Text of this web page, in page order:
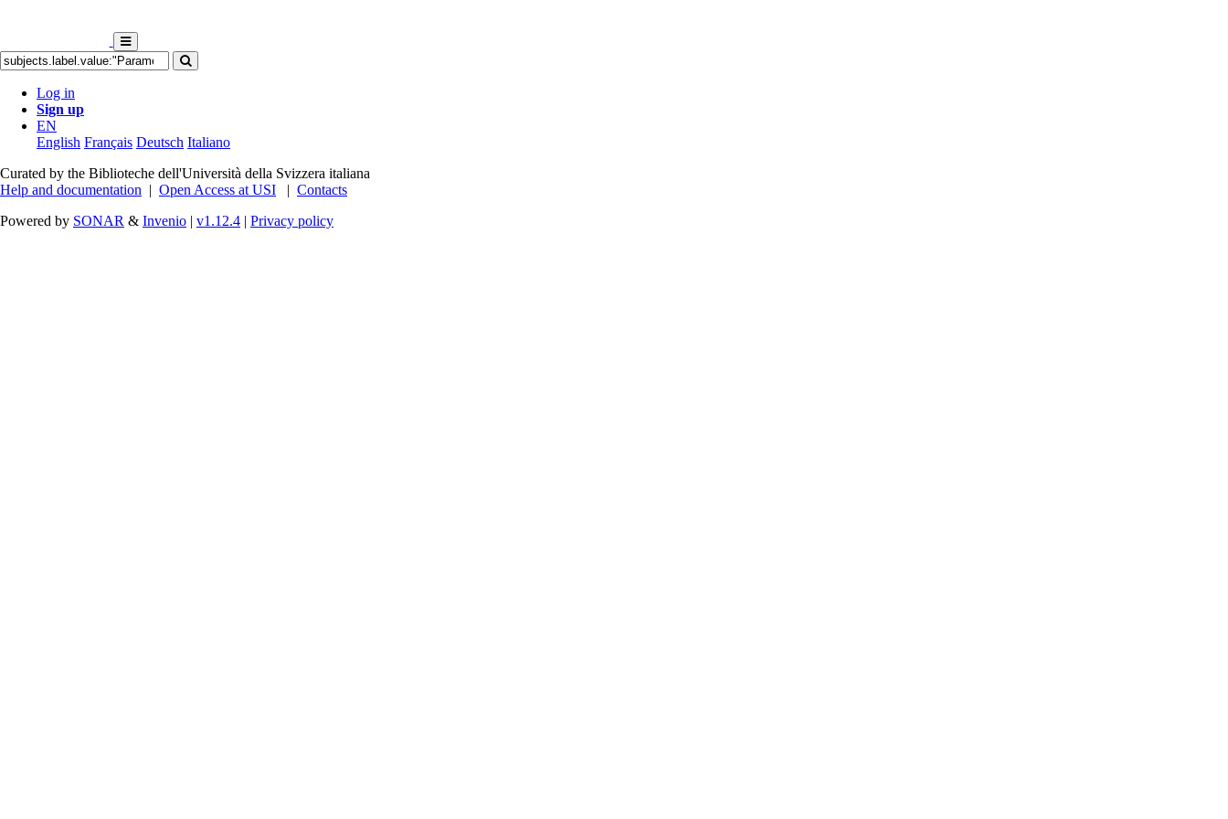
Log in
Sign up
EN
English Français Deutsch Italiano
Curated by the Biblioteche dell'Università della Svizzera italiana
Help and documentation | Open Access at USI | Contacts
Powered by SONAR & Invenio | v1.12.4 | Privacy policy